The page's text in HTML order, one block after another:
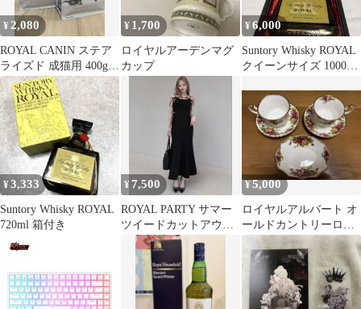
¥ 2,080
ROYAL CANIN ステア
ライズド 成猫用 400g 2
袋セット
¥ 1,700
ロイヤルアーデンマグ
カップ
¥6,000
Suntory Whisky ROYAL
クイーンサイズ 1000ml
¥3,333
Suntory Whisky ROYAL
720ml 箱付き
¥ 7,500
ROYAL PARTY サマー
ツイードカットアウト
キャミワンピース ブラ
ック
¥5,000
ロイヤルアルバート オ
ールドカントリーロー
ズ カップ＆ソーサー2
客 ディッシュ